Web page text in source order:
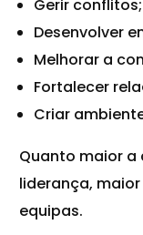
Gerir conflitos;
Desenvolver
Melhorar a
Fortalecer
Criar
Quanto maior
liderança,
equipas.